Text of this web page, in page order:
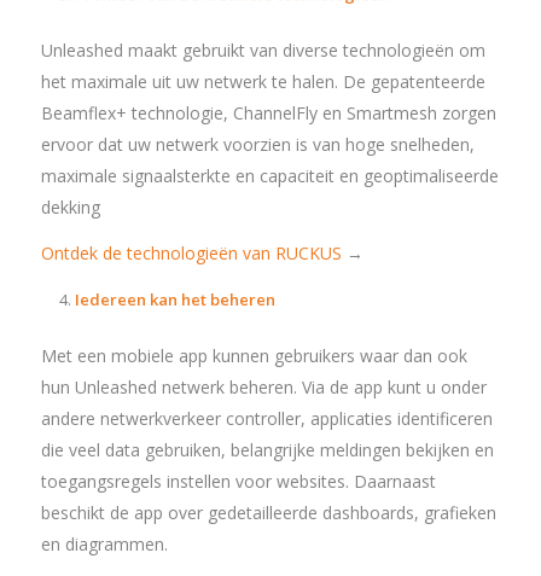
Unleashed maakt gebruikt van diverse technologieën om
het maximale uit uw netwerk te halen. De gepatenteerde
Beamflex+ technologie, ChannelFly en Smartmesh zorgen
ervoor dat uw netwerk voorzien is van hoge snelheden,
maximale signaalsterkte en capaciteit en geoptimaliseerde
dekking
Ontdek de technologieën van RUCKUS →
Iedereen kan het beheren
Met een mobiele app kunnen gebruikers waar dan ook
hun Unleashed netwerk beheren. Via de app kunt u onder
andere netwerkverkeer controller, applicaties identificeren
die veel data gebruiken, belangrijke meldingen bekijken en
toegangsregels instellen voor websites. Daarnaast
beschikt de app over gedetailleerde dashboards, grafieken
en diagrammen.